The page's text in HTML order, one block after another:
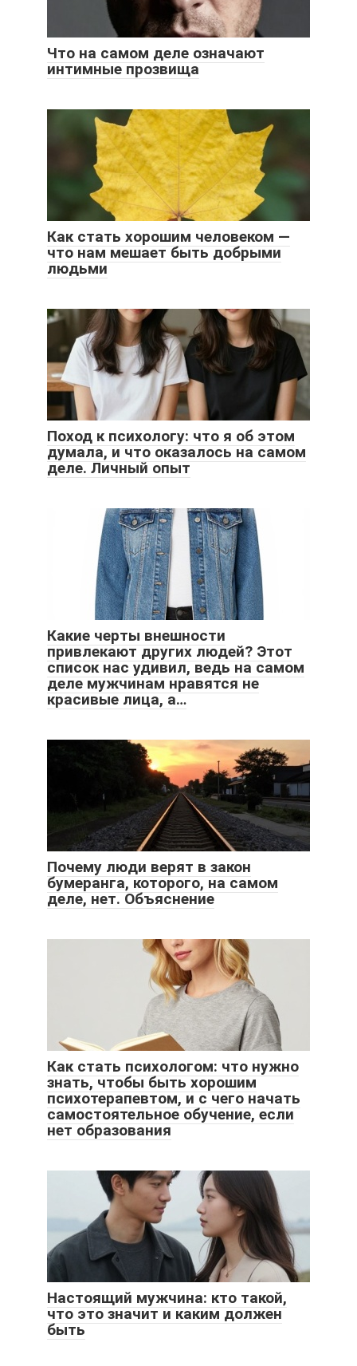
Что на самом деле означают
интимные прозвища
Как стать хорошим человеком —
что нам мешает быть добрыми
людьми
Поход к психологу: что я об этом
думала, и что оказалось на самом
деле. Личный опыт
Какие черты внешности
привлекают других людей? Этот
список нас удивил, ведь на самом
деле мужчинам нравятся не
красивые лица, а…
Почему люди верят в закон
бумеранга, которого, на самом
деле, нет. Объяснение
Как стать психологом: что нужно
знать, чтобы быть хорошим
психотерапевтом, и с чего начать
самостоятельное обучение, если
нет образования
Настоящий мужчина: кто такой,
что это значит и каким должен
быть